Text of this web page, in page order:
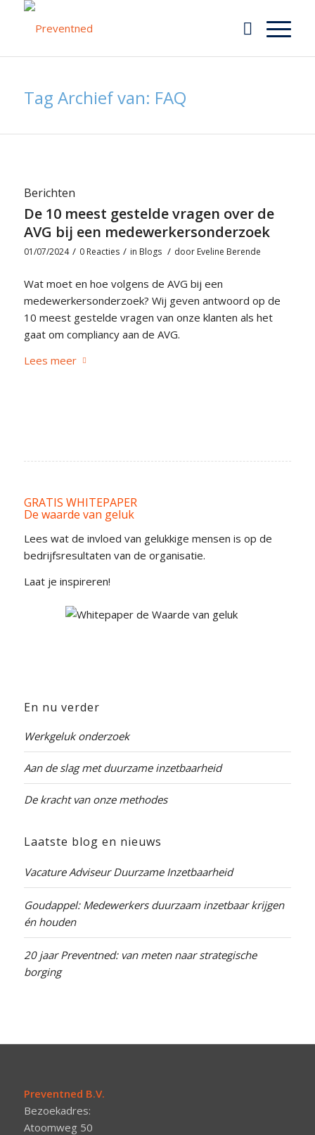
Tag Archief van: FAQ
Berichten
De 10 meest gestelde vragen over de
AVG bij een medewerkersonderzoek
01/07/2024 / 0 Reacties / in Blogs / door Eveline Berende
Wat moet en hoe volgens de AVG bij een
medewerkersonderzoek? Wij geven antwoord op de
10 meest gestelde vragen van onze klanten als het
gaat om compliancy aan de AVG.
Lees meer
GRATIS WHITEPAPER
De waarde van geluk
Lees wat de invloed van gelukkige mensen is op de
bedrijfsresultaten van de organisatie.
Laat je inspireren!
En nu verder
Werkgeluk onderzoek
Aan de slag met duurzame inzetbaarheid
De kracht van onze methodes
Laatste blog en nieuws
Vacature Adviseur Duurzame Inzetbaarheid
Goudappel: Medewerkers duurzaam inzetbaar krijgen
én houden
20 jaar Preventned: van meten naar strategische
borging
Preventned B.V.
Bezoekadres:
Atoomweg 50